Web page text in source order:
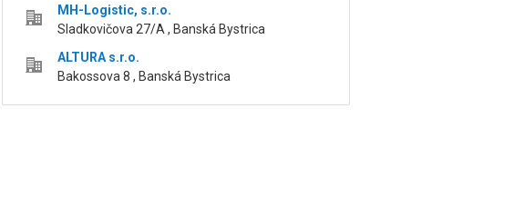
MH-Logistic, s.r.o.
Sladkovičova 27/A , Banská Bystrica
ALTURA s.r.o.
Bakossova 8 , Banská Bystrica